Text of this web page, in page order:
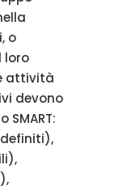
o
loro
attività
devono